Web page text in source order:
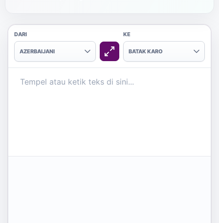
DARI
AZERBAIJANI
KE
BATAK KARO